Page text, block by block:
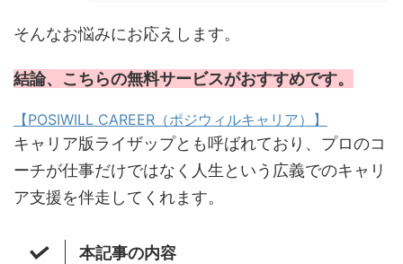
そんなお悩みにお応えします。
結論、こちらの無料サービスがおすすめです。
【POSIWILL CAREER（ポジウィルキャリア）】
キャリア版ライザップとも呼ばれており、プロのコ
ーチが仕事だけではなく人生という広義でのキャリ
ア支援を伴走してくれます。
本記事の内容